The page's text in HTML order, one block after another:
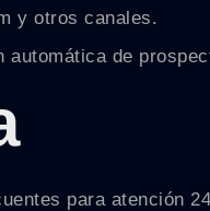
y otros canales.
automática de
para atención